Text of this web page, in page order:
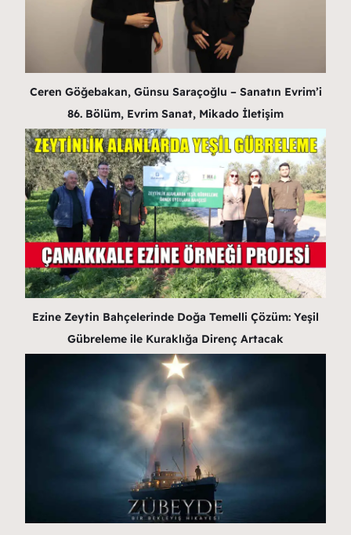
Ceren Göğebakan, Günsu Saraçoğlu – Sanatın Evrim’i
86. Bölüm, Evrim Sanat, Mikado İletişim
Ezine Zeytin Bahçelerinde Doğa Temelli Çözüm: Yeşil
Gübreleme ile Kuraklığa Direnç Artacak